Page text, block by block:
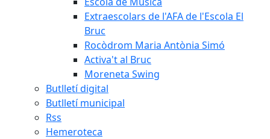
Extraescolars de l'AFA de l'Escola El
Bruc
Rocòdrom Maria Antònia Simó
Activa't al Bruc
Moreneta Swing
Butlletí digital
Butlletí municipal
Rss
Hemeroteca